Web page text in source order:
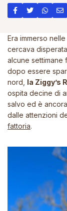
Era immerso
cercava
alcune settimane
dopo essere
nord, la Ziggy’s
ospita decine di
salvo ed è
dalle attenzioni
fattoria.